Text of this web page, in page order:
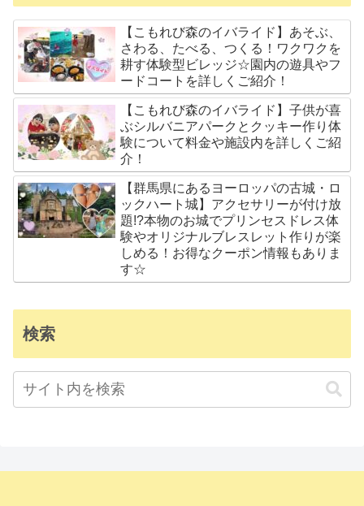
【こもれび森のイバライド】あそぶ、
さわる、たべる、つくる！ワクワクを
耕す体験型ビレッジ☆園内の遊具やフ
ードコートを詳しくご紹介！
【こもれび森のイバライド】子供が喜
ぶシルバニアパークとクッキー作り体
験について料金や施設内を詳しくご紹
介！
【群馬県にあるヨーロッパの古城・ロ
ックハート城】アクセサリーが付け放
題!?本物のお城でプリンセスドレス体
験やオリジナルブレスレット作りが楽
しめる！お得なクーポン情報もありま
す☆
検索